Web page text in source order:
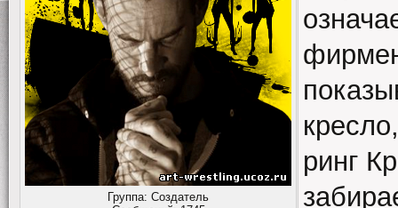
Группа: Создатель
ринг